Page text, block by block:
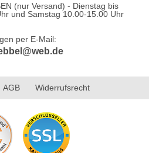
(nur Versand) - Dienstag bis
und Samstag 10.00-15.00 Uhr
per E-Mail:
AGB Widerrufsrecht